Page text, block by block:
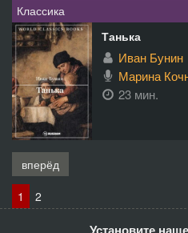
Классика
Танька
Иван Бунин
Марина
23 мин.
вперёд
1
2